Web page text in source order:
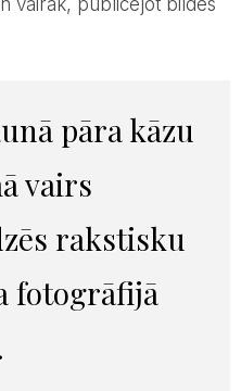
vairāk, publicējot bildes
vairs
rakstisku
fotogrāfijā